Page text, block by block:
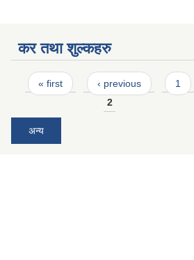
कर तथा शुल्कहरु
Pages
« first ‹ previous
1
2
अन्य